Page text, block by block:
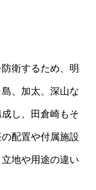
衛するため、明
、加太、深山な
し、田倉崎もそ
配置や付属施設
地や用途の違い